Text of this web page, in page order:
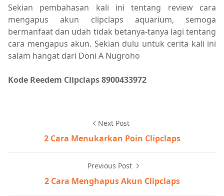
Sekian pembahasan kali ini tentang review cara
mengapus akun clipclaps aquarium, semoga
bermanfaat dan udah tidak betanya-tanya lagi tentang
cara mengapus akun. Sekian dulu untuk cerita kali ini
salam hangat dari Doni A Nugroho
Kode Reedem Clipclaps 8900433972
Next Post
2 Cara Menukarkan Poin Clipclaps
Previous Post
2 Cara Menghapus Akun Clipclaps